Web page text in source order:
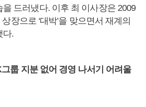
드러냈다. 이후 최 이사장은 2009
장으로 ‘대박’을 맞으면서 재계의
다.
룹 지분 없어 경영 나서기 어려울